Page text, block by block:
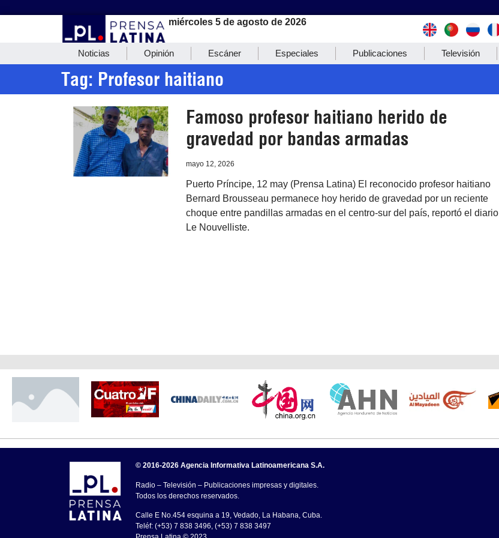
miércoles 5 de agosto de 2026
Noticias Opinión Escáner Especiales Publicaciones Televisión
Tag: Profesor haitiano
Famoso profesor haitiano herido de
gravedad por bandas armadas
mayo 12, 2026
Puerto Príncipe, 12 may (Prensa Latina) El reconocido profesor haitiano
Bernard Brousseau permanece hoy herido de gravedad por un reciente
choque entre pandillas armadas en el centro-sur del país, reportó el diario
Le Nouvelliste.
© 2016-2026 Agencia Informativa Latinoamericana S.A.
Radio – Televisión – Publicaciones impresas y digitales.
Todos los derechos reservados.
Calle E No.454 esquina a 19, Vedado, La Habana, Cuba.
Teléf: (+53) 7 838 3496, (+53) 7 838 3497